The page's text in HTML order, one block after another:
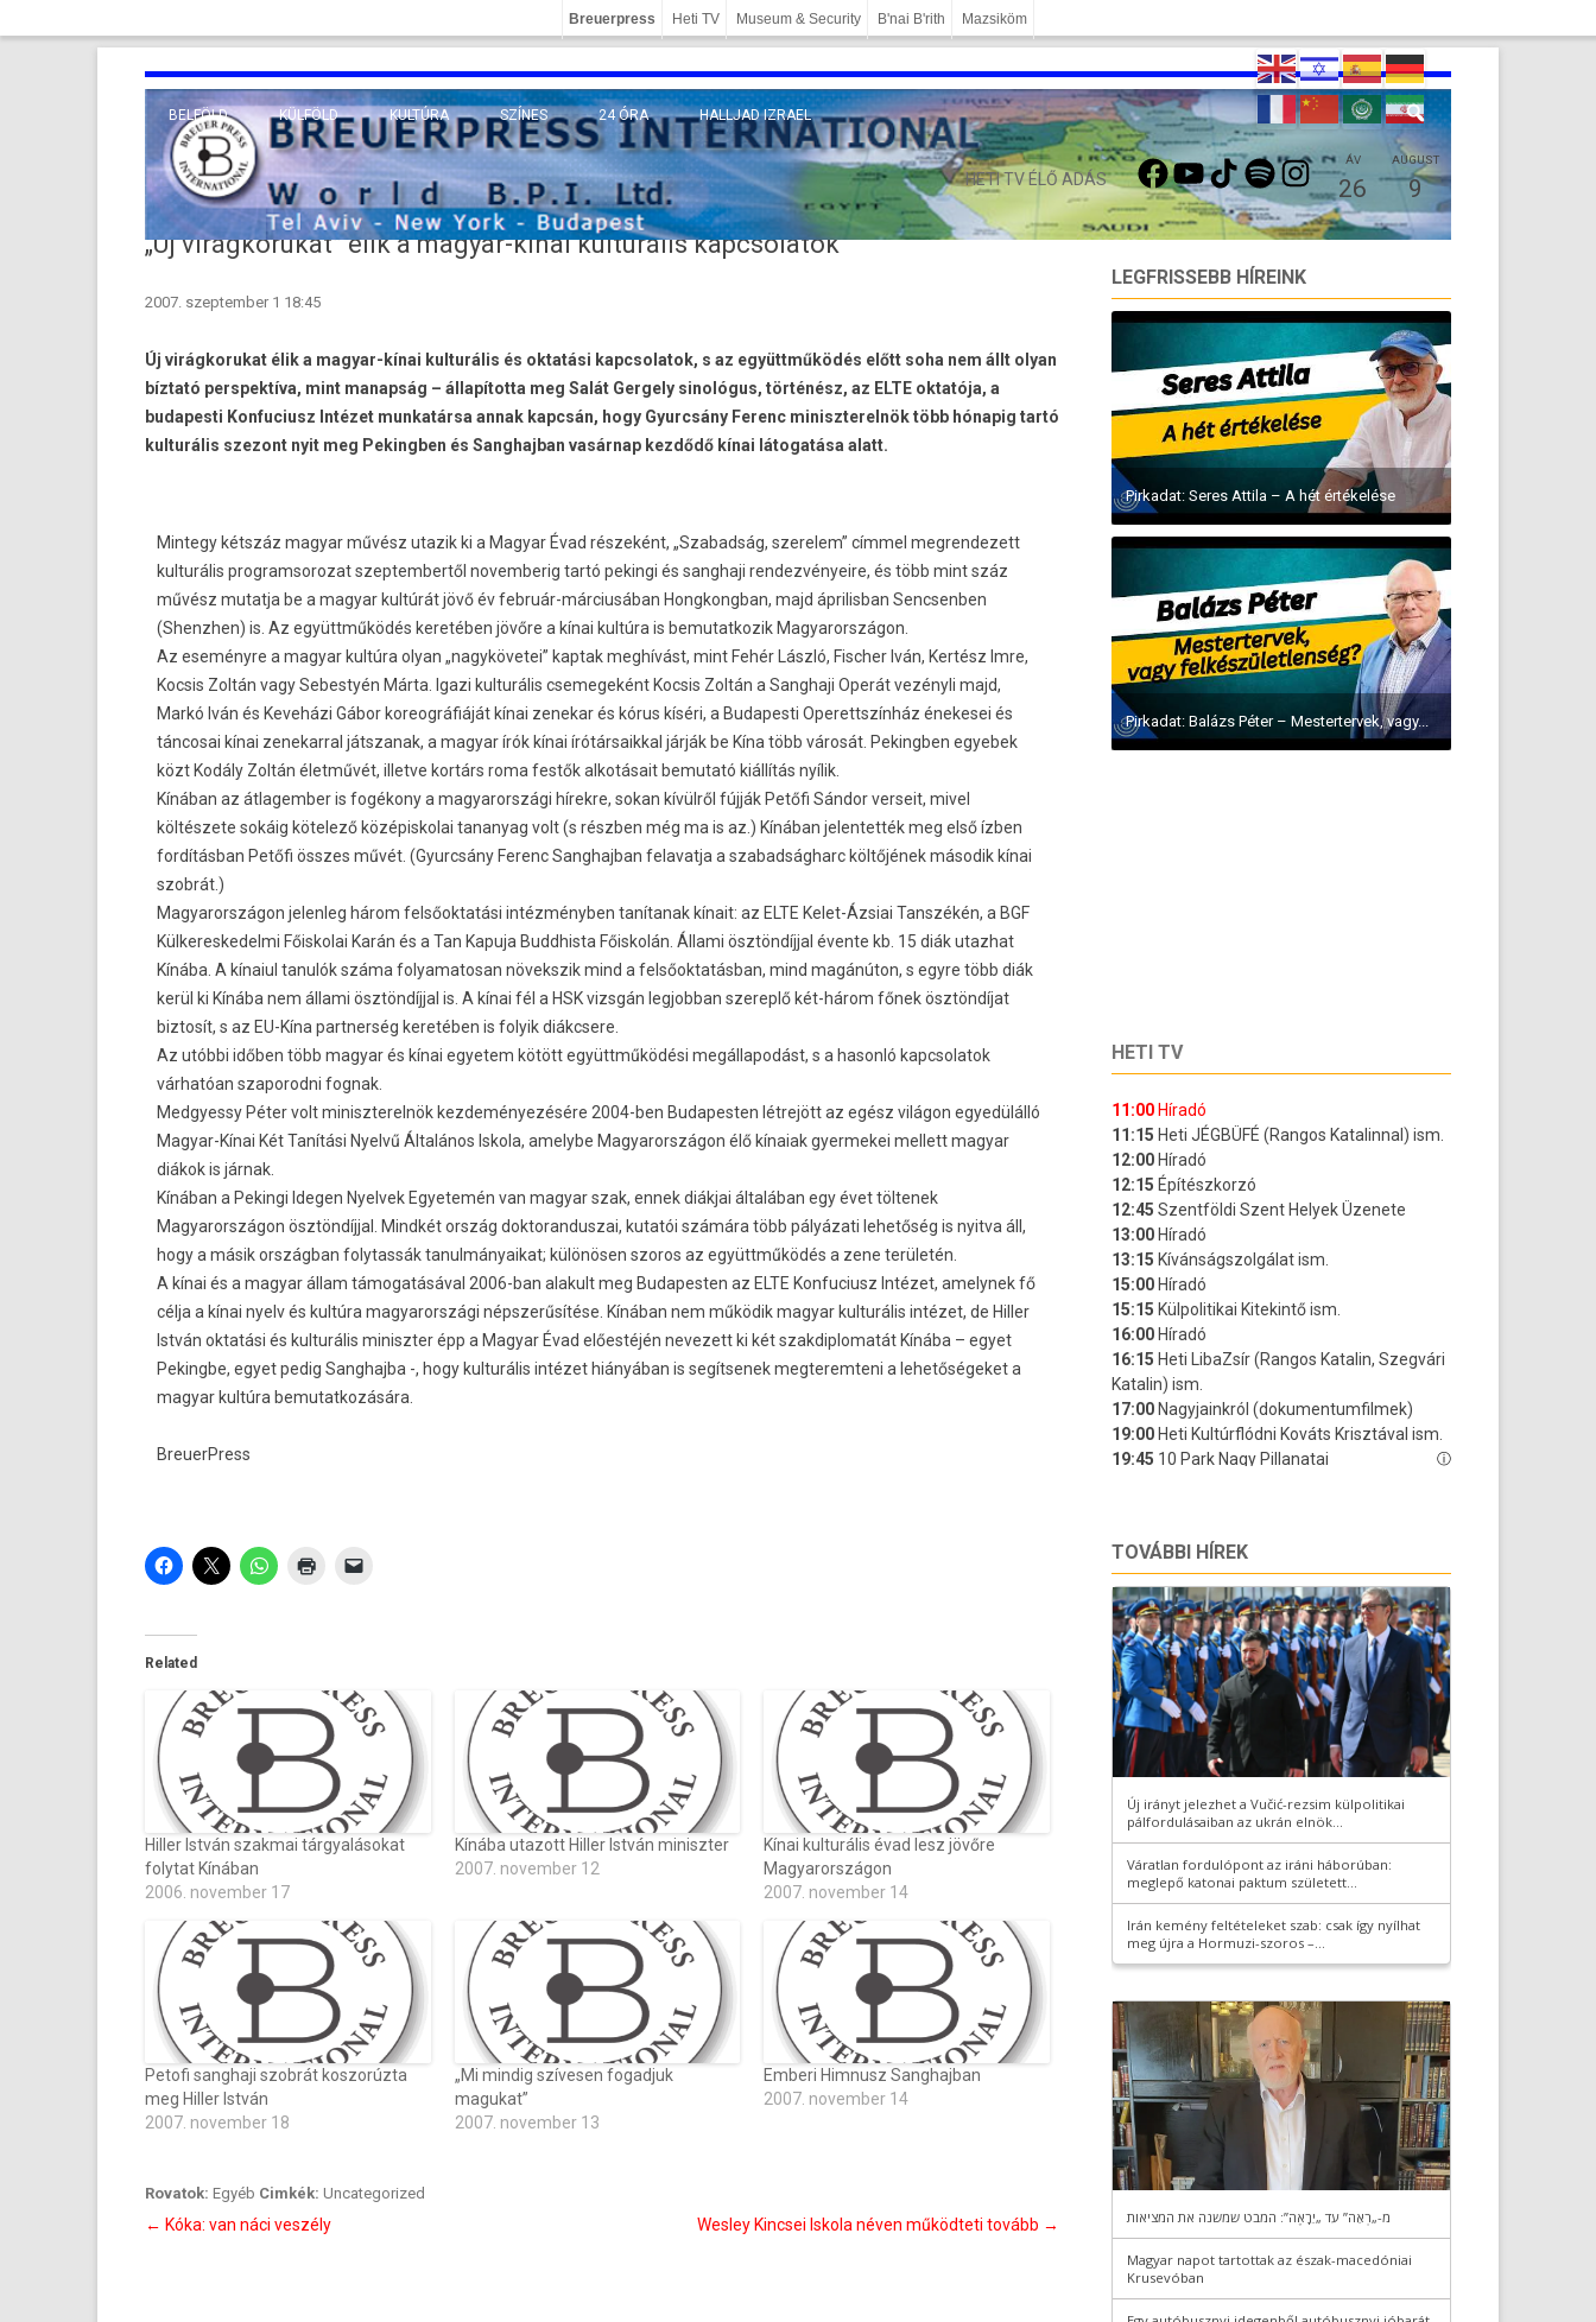
Breuerpress Heti TV Museum & Security B'nai B'rith Mazsiköm
BELFÖLD KÜLFÖLD
EURÓPA
KÖZEL-KELET
TÁVOL-KELET
TENGERENTÚL
KULTÚRA
TUDOMÁNY
VALLÁS
SZÍNES 24 ÓRA HALLJAD IZRAEL
HETI TV ÉLŐ ADÁS
FACEBOOKYOUTUBETIKTOKSPOTIFYINSTAGRAMÁV
26
AUGUST
9
„Új virágkorukat” élik a magyar-kínai kulturális kapcsolatok
2007. szeptember 1 18:45
Új virágkorukat élik a magyar-kínai kulturális és oktatási kapcsolatok, s az együttműködés előtt soha nem állt olyan
bíztató perspektíva, mint manapság – állapította meg Salát Gergely sinológus, történész, az ELTE oktatója, a
budapesti Konfuciusz Intézet munkatársa annak kapcsán, hogy Gyurcsány Ferenc miniszterelnök több hónapig tartó
kulturális szezont nyit meg Pekingben és Sanghajban vasárnap kezdődő kínai látogatása alatt.
Mintegy kétszáz magyar művész utazik ki a Magyar Évad részeként, „Szabadság, szerelem” címmel megrendezett
kulturális programsorozat szeptembertől novemberig tartó pekingi és sanghaji rendezvényeire, és több mint száz
művész mutatja be a magyar kultúrát jövő év február-márciusában Hongkongban, majd áprilisban Sencsenben
(Shenzhen) is. Az együttműködés keretében jövőre a kínai kultúra is bemutatkozik Magyarországon.
Az eseményre a magyar kultúra olyan „nagykövetei” kaptak meghívást, mint Fehér László, Fischer Iván, Kertész Imre,
Kocsis Zoltán vagy Sebestyén Márta. Igazi kulturális csemegeként Kocsis Zoltán a Sanghaji Operát vezényli majd,
Markó Iván és Keveházi Gábor koreográfiáját kínai zenekar és kórus kíséri, a Budapesti Operettszínház énekesei és
táncosai kínai zenekarral játszanak, a magyar írók kínai írótársaikkal járják be Kína több városát. Pekingben egyebek
közt Kodály Zoltán életművét, illetve kortárs roma festők alkotásait bemutató kiállítás nyílik.
Kínában az átlagember is fogékony a magyarországi hírekre, sokan kívülről fújják Petőfi Sándor verseit, mivel
költészete sokáig kötelező középiskolai tananyag volt (s részben még ma is az.) Kínában jelentették meg első ízben
fordításban Petőfi összes művét. (Gyurcsány Ferenc Sanghajban felavatja a szabadságharc költőjének második kínai
szobrát.)
Magyarországon jelenleg három felsőoktatási intézményben tanítanak kínait: az ELTE Kelet-Ázsiai Tanszékén, a BGF
Külkereskedelmi Főiskolai Karán és a Tan Kapuja Buddhista Főiskolán. Állami ösztöndíjjal évente kb. 15 diák utazhat
Kínába. A kínaiul tanulók száma folyamatosan növekszik mind a felsőoktatásban, mind magánúton, s egyre több diák
kerül ki Kínába nem állami ösztöndíjjal is. A kínai fél a HSK vizsgán legjobban szereplő két-három főnek ösztöndíjat
biztosít, s az EU-Kína partnerség keretében is folyik diákcsere.
Az utóbbi időben több magyar és kínai egyetem kötött együttműködési megállapodást, s a hasonló kapcsolatok
várhatóan szaporodni fognak.
Medgyessy Péter volt miniszterelnök kezdeményezésére 2004-ben Budapesten létrejött az egész világon egyedülálló
Magyar-Kínai Két Tanítási Nyelvű Általános Iskola, amelybe Magyarországon élő kínaiak gyermekei mellett magyar
diákok is járnak.
Kínában a Pekingi Idegen Nyelvek Egyetemén van magyar szak, ennek diákjai általában egy évet töltenek
Magyarországon ösztöndíjjal. Mindkét ország doktoranduszai, kutatói számára több pályázati lehetőség is nyitva áll,
hogy a másik országban folytassák tanulmányaikat; különösen szoros az együttműködés a zene területén.
A kínai és a magyar állam támogatásával 2006-ban alakult meg Budapesten az ELTE Konfuciusz Intézet, amelynek fő
célja a kínai nyelv és kultúra magyarországi népszerűsítése. Kínában nem működik magyar kulturális intézet, de Hiller
István oktatási és kulturális miniszter épp a Magyar Évad előestéjén nevezett ki két szakdiplomatát Kínába – egyet
Pekingbe, egyet pedig Sanghajba -, hogy kulturális intézet hiányában is segítsenek megteremteni a lehetőségeket a
magyar kultúra bemutatkozására.
BreuerPress
Related
Hiller István szakmai tárgyalásokat
folytat Kínában
2006. november 17
Kínába utazott Hiller István miniszter
2007. november 12
Kínai kulturális évad lesz jövőre
Magyarországon
2007. november 14
Petofi sanghaji szobrát koszorúzta
meg Hiller István
2007. november 18
„Mi mindig szívesen fogadjuk
magukat”
2007. november 13
Emberi Himnusz Sanghajban
2007. november 14
Rovatok: Egyéb Cimkék: Uncategorized
Bejegyzés
← Kóka: van náci veszély Wesley Kincsei Iskola néven működteti tovább →
LEGFRISSEBB HÍREINK
Pirkadat: Seres Attila – A hét értékelése
Pirkadat: Balázs Péter – Mestertervek, vagy...
HETI TV
TOVÁBBI HÍREK